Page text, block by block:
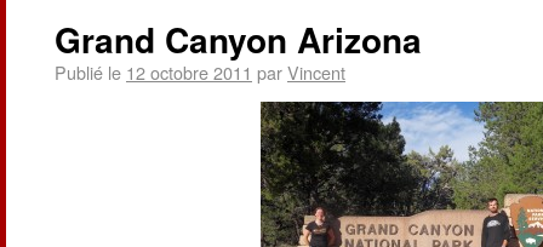
Grand Canyon Arizona
Publié le 12 octobre 2011 parVincent